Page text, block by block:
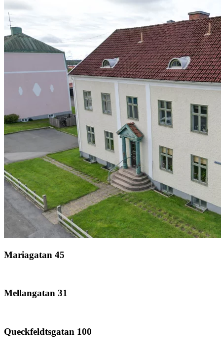
Mariagatan 45
Mellangatan 31
Queckfeldtsgatan 100